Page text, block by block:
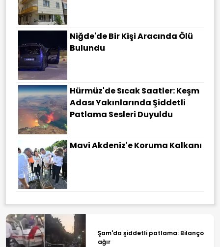
Niğde'de Bir Kişi Aracında Ölü
Bulundu
Hürmüz'de Sıcak Saatler: Keşm
Adası Yakınlarında Şiddetli
Patlama Sesleri Duyuldu
Mavi Akdeniz'e Koruma Kalkanı
Şam'da şiddetli patlama: Bilanço
ağır